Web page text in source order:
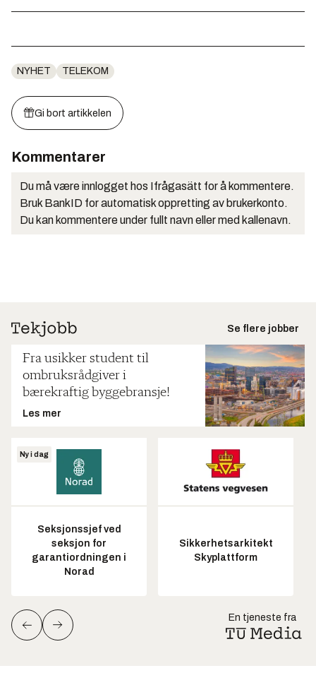
NYHET TELEKOM
Gi bort artikkelen
Kommentarer
Du må være innlogget hos Ifrågasätt for å kommentere.
Bruk BankID for automatisk oppretting av brukerkonto.
Du kan kommentere under fullt navn eller med kallenavn.
Se flere jobber
Fra usikker student til
ombruksrådgiver i
bærekraftig byggebransje!
Les mer
Ny i dag
Seksjonssjef ved
seksjon for
garantiordningen i
Norad
Sikkerhetsarkitekt
Skyplattform
En tjeneste fra